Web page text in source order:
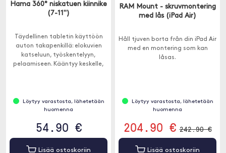
Hama 360° niskatuen kiinnike
(7-11")
Täydellinen tabletin käyttöön
auton takapenkillä: elokuvien
katseluun, työskentelyyn,
pelaamiseen. Kääntyy keskelle,
Löytyy varastosta, lähetetään
huomenna
54.90 €
Lisää ostoskoriin
RAM Mount - skruvmontering
med lås (iPad Air)
Håll tjuven borta från din iPad Air
med en montering som kan
låsas.
Löytyy varastosta, lähetetään
huomenna
204.90 € 242.90 €
Lisää ostoskoriin